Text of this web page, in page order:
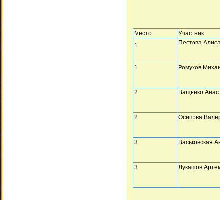
Место
Участник
1
Пестова Алиса
1 Ромухов
2 Ващенко
2 Осипова
3 Васьковская
3 Лукашов